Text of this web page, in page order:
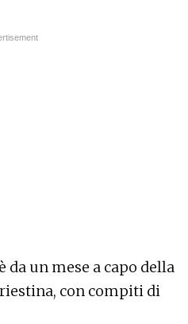
da un mese a capo della
con compiti di